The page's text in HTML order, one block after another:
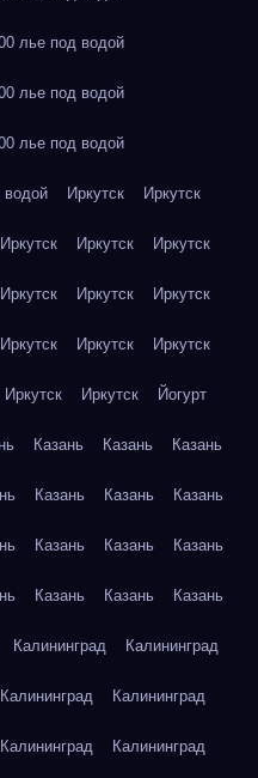
лье под водой
лье под водой
лье под водой
Иркутск Иркутск
Иркутск Иркутск Иркутск
Иркутск Иркутск Иркутск
Иркутск Иркутск Иркутск
Иркутск Иркутск Йогурт
Казань Казань Казань
Казань Казань Казань
Казань Казань Казань
Казань Казань Казань
Калининград Калининград
Калининград Калининград
Калининград Калининград